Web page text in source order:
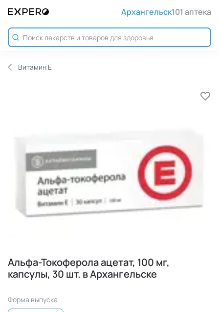
Архангельск101 аптека
Витамин E
Альфа-Токоферола ацетат, 100 мг,
капсулы, 30 шт. в Архангельске
Форма выпуска